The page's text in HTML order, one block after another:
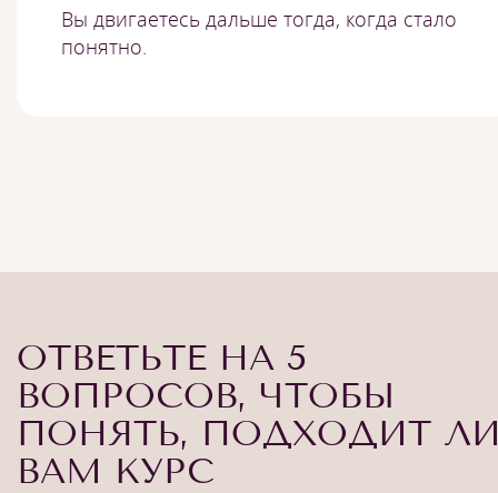
Вы двигаетесь дальше тогда, когда стало
понятно.
ОТВЕТЬТЕ НА 5
ВОПРОСОВ, ЧТОБЫ
ПОНЯТЬ, ПОДХОДИТ
ВАМ КУРС